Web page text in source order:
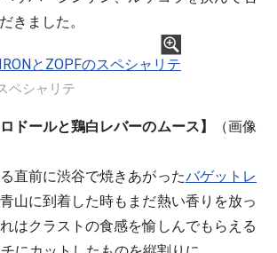
きました。
ペシャリテ
ドールと鶏白レバーのムース】
（画像
直前に渋谷で焼きあがったバゲットレ
山に到着した時もまだ熱い香りを放っ
はクラストの食感を愉しんでもらえる